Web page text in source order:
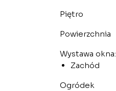
Piętro
Powierzchnia
Wystawa okna:
Zachód
Ogródek